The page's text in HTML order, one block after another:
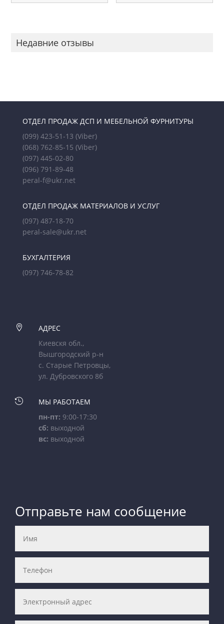
Недавние отзывы
ОТДЕЛ ПРОДАЖ ДСП И МЕБЕЛЬНОЙ ФУРНИТУРЫ
(099) 423-51-13 (Viber)
(068) 762-85-15 (Viber)
(097) 445-02-80
(096) 791-89-48
peral-f@ukr.net
ОТДЕЛ ПРОДАЖ МАТЕРИАЛОВ И УСЛУГ
(097) 487-18-70
peral-sale@ukr.net
БУХГАЛТЕРИЯ
(097) 746-78-82

АДРЕС
Киевскя обл.,
Вышгородский р-н
с. Старые Петровцы,
ул. Дубровского 8б

МЫ РАБОТАЕМ
пн-пт: 9:00-17:30
сб: выходной
вс: выходной
Отправьте нам сообщение